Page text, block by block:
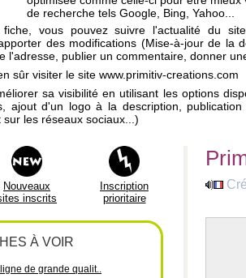
de recherche tels Google, Bing, Yahoo...
vous pouvez suivre l'actualité du
des modifications (Mise-à-jour de la
l'adresse, publier un commentaire, donner
sûr visiter le site www.primitiv-creations.com
sa visibilité en utilisant les options
ajout d'un logo à la description,
sur les réseaux sociaux...)
Nouveaux
inscrits
Inscription
prioritaire
À VOIR
de grande qualit..